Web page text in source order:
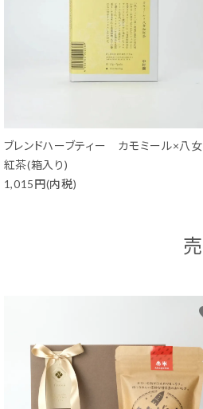
ブレンドハーブティー カモミール×八
紅茶(箱入り)
1,015円(内税)